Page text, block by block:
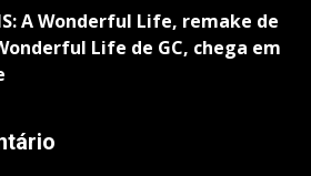
A Wonderful Life, remake de
Life de GC, chega em